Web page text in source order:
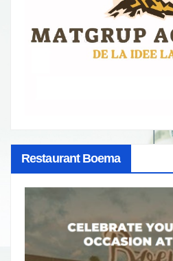
Restaurant Boema